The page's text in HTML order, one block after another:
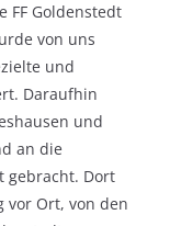
FF Goldenstedt
von uns
und
Daraufhin
und
an die
gebracht. Dort
vor Ort, von den